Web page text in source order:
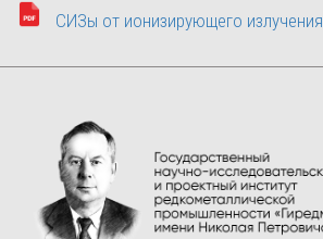
СИЗы от ионизирующего излучения